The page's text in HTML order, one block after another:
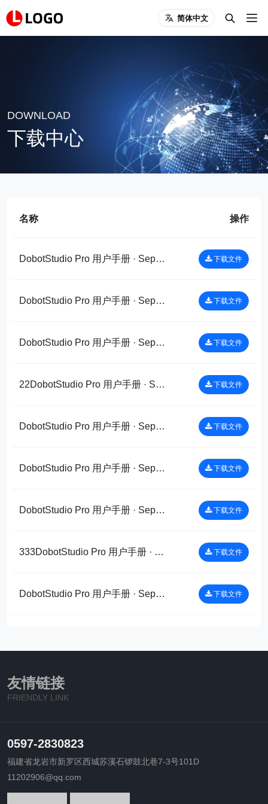
简体中文
DOWNLOAD
下载中心
名称 操作
DobotStudio Pro 用户手册 · Sep 5, 2022DobotStudio Pro用户手册 · Sep 5, 2022DobotStudio Pro 用户手册_copy 下载文件
DobotStudio Pro 用户手册 · Sep 5, 2022DobotStudio Pro用户手册 · Sep 5, 2022DobotStudio Pro 用户手册_copy 下载文件
DobotStudio Pro 用户手册 · Sep 5, 2022DobotStudio Pro用户手册 · Sep 5, 2022DobotStudio Pro 用户手册_copy 下载文件
22DobotStudio Pro 用户手册 · Sep 5, 2022DobotStudio Pro用户手册 · Sep 5, 2022DobotStudio Pro 用户手册_copy 下载文件
DobotStudio Pro 用户手册 · Sep 5, 2022DobotStudio Pro用户手册 · Sep 5, 2022DobotStudio Pro 用户手册_copy 下载文件
DobotStudio Pro 用户手册 · Sep 5, 2022DobotStudio Pro用户手册 · Sep 5, 2022DobotStudio Pro 用户手册_copy 下载文件
DobotStudio Pro 用户手册 · Sep 5, 2022DobotStudio Pro用户手册 · Sep 5, 2022DobotStudio Pro 用户手册_copy 下载文件
333DobotStudio Pro 用户手册 · Sep 5, 2022DobotStudio Pro用户手册 · Sep 5, 2022DobotStudio Pro 用户手册_copy 下载文件
DobotStudio Pro 用户手册 · Sep 5, 2022DobotStudio Pro用户手册 · Sep 5, 2022DobotStudio Pro 用户手册 下载文件
友情链接
FRIENDLY LINK
0597-2830823
福建省龙岩市新罗区西城苏溪石锣鼓北巷7-3号101D
11202906@qq.com